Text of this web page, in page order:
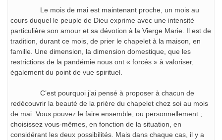
Le mois de mai est maintenant proche, un mois au
cours duquel le peuple de Dieu exprime avec une intensité
particulière son amour et sa dévotion à la Vierge Marie. Il est de
tradition, durant ce mois, de prier le chapelet à la maison, en
famille. Une dimension, la dimension domestique, que les
restrictions de la pandémie nous ont « forcés » à valoriser,
également du point de vue spirituel.
C’est pourquoi j’ai pensé à proposer à chacun de
redécouvrir la beauté de la prière du chapelet chez soi au mois
de mai. Vous pouvez le faire ensemble, ou personnellement ;
choisissez vous-mêmes, en fonction de la situation, en
considérant les deux possibilités. Mais dans chaque cas, il y a